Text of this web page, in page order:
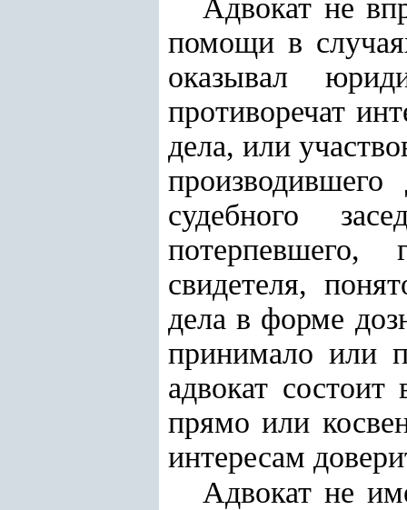
Адвокат не
помощи в
оказывал
противоречат
дела, или
производившего
судебного
потерпевшего,
свидетеля,
дела в форме
принимало или
адвокат
прямо или
интересам
Адвокат не